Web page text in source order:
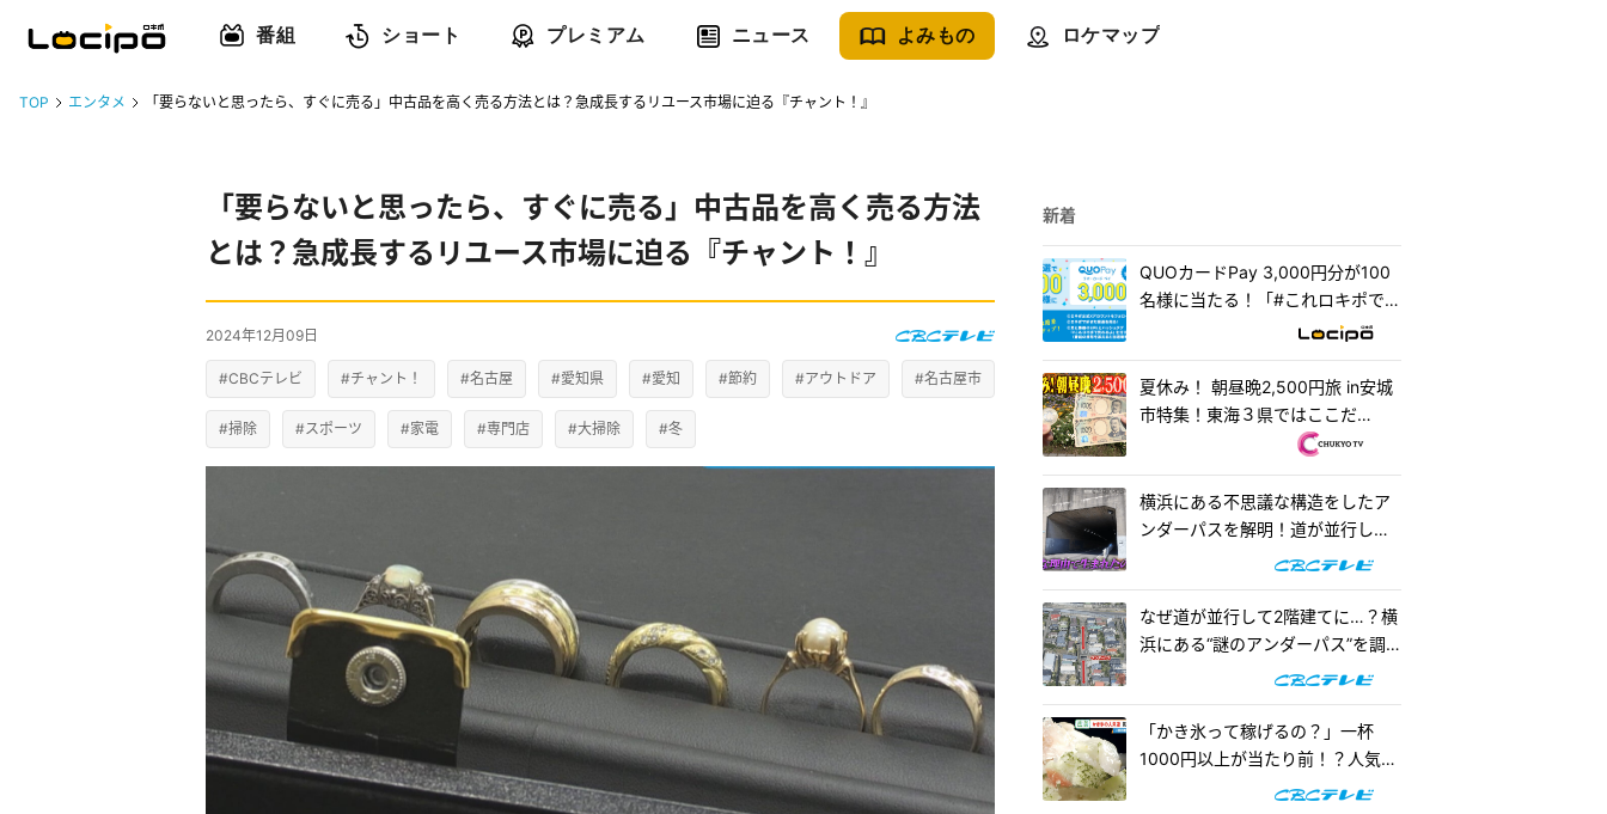
番組 ショート プレミアム ニュース よみもの ロケマップ
TOP エンタメ 「要らないと思ったら、すぐに売る」中古品を高く売る方法とは？急成長するリユース市場に迫る『チャント！』
「要らないと思ったら、すぐに売る」中古品を高く売る方法
とは？急成長するリユース市場に迫る『チャント！』
2024年12月09日
#CBCテレビ #チャント！ #名古屋 #愛知県 #愛知 #節約 #アウトドア #名古屋市
#掃除 #スポーツ #家電 #専門店 #大掃除 #冬
新着
QUOカードPay 3,000円分が100
名様に当たる！「#これロキポで見
れるよ」キャンペーン
夏休み！ 朝昼晩2,500円旅 in安城
市特集！東海３県ではここだ
け！？「はなまるうどん×吉野家
横浜にある不思議な構造をしたア
ンダーパスを解明！道が並行して2
階建てになったワケとは『道との
なぜ道が並行して2階建てに…？横
浜にある“謎のアンダーパス”を調
査！『道との遭遇』
「かき氷って稼げるの？」一杯
1000円以上が当たり前！？人気店
の懐事情をリサーチ『チャン